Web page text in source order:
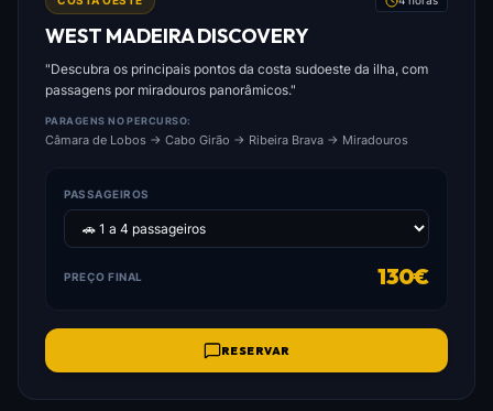
WEST MADEIRA DISCOVERY
"Descubra os principais pontos da costa sudoeste da ilha, com
passagens por miradouros panorâmicos."
PARAGENS NO PERCURSO:
Câmara de Lobos → Cabo Girão → Ribeira Brava → Miradouros
PASSAGEIROS
PREÇO FINAL 130€
RESERVAR